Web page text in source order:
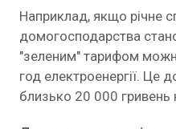
Наприклад, якщо річне
домогосподарства
"зеленим" тарифом
год електроенергії. Це
близько 20 000 гривень